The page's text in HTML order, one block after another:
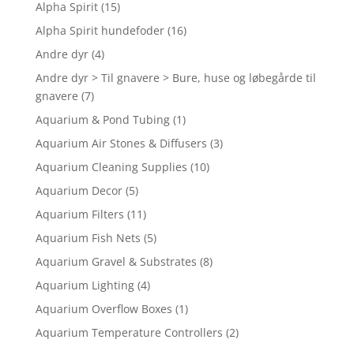
Alpha Spirit (15)
Alpha Spirit hundefoder (16)
Andre dyr (4)
Andre dyr > Til gnavere > Bure, huse og løbegårde til
gnavere (7)
Aquarium & Pond Tubing (1)
Aquarium Air Stones & Diffusers (3)
Aquarium Cleaning Supplies (10)
Aquarium Decor (5)
Aquarium Filters (11)
Aquarium Fish Nets (5)
Aquarium Gravel & Substrates (8)
Aquarium Lighting (4)
Aquarium Overflow Boxes (1)
Aquarium Temperature Controllers (2)